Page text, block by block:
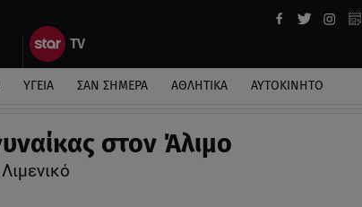
ΥΓΕΙΑ ΣΑΝ ΣΗΜΕΡΑ ΑΘΛΗΤΙΚΑ ΑΥΤΟΚΙΝΗΤΟ
στον Άλιμο